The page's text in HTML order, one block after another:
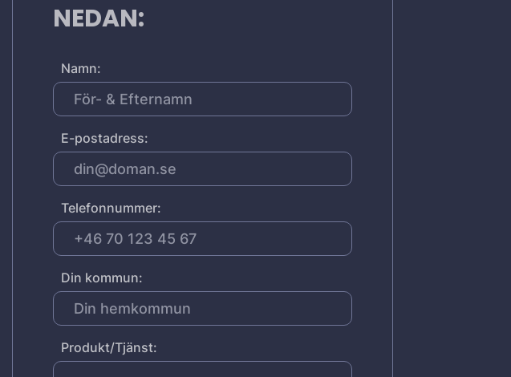
NEDAN:
Namn:
E-postadress:
Telefonnummer:
Din kommun:
Produkt/Tjänst: